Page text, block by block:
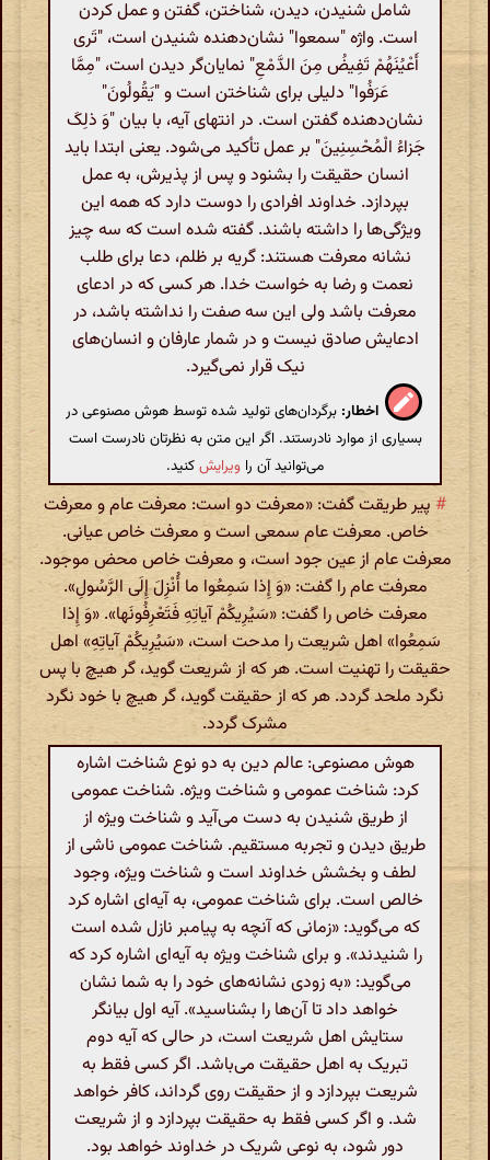
شامل شنیدن، دیدن، شناختن، گفتن و عمل کردن
است. واژه "سمعوا" نشان‌دهنده شنیدن است، "تَری
أَعْیُنَهُمْ تَفِیضُ مِنَ الدَّمْعِ" نمایان‌گر دیدن است، "مِمَّا
عَرَفُوا" دلیلی برای شناختن است و "یَقُولُونَ"
نشان‌دهنده گفتن است. در انتهای آیه، با بیان "وَ ذلِکَ
جَزاءُ الْمُحْسِنِینَ" بر عمل تأکید می‌شود. یعنی ابتدا باید
انسان حقیقت را بشنود و پس از پذیرش، به عمل
بپردازد. خداوند افرادی را دوست دارد که همه این
ویژگی‌ها را داشته باشند. گفته شده است که سه چیز
نشانه معرفت هستند: گریه بر ظلم، دعا برای طلب
نعمت و رضا به خواست خدا. هر کسی که در ادعای
معرفت باشد ولی این سه صفت را نداشته باشد، در
ادعایش صادق نیست و در شمار عارفان و انسان‌های
نیک قرار نمی‌گیرد.
اخطار: برگردان‌های تولید شده توسط هوش مصنوعی در
بسیاری از موارد نادرستند. اگر این متن به نظرتان نادرست است
می‌توانید آن را ویرایشکنید.
# پیر طریقت گفت: «معرفت دو است: معرفت عام و معرفت
خاص. معرفت عام سمعی است و معرفت خاص عیانی.
معرفت عام از عین جود است، و معرفت خاص محض موجود.
معرفت عام را گفت: «وَ إِذا سَمِعُوا ما أُنْزِلَ إِلَی الرَّسُولِ».
معرفت خاص را گفت: «سَیُرِیکُمْ آیاتِهِ فَتَعْرِفُونَها». «وَ إِذا
سَمِعُوا» اهل شریعت را مدحت است، «سَیُرِیکُمْ آیاتِهِ» اهل
حقیقت را تهنیت است. هر که از شریعت گوید، گر هیچ با پس
نگرد ملحد گردد. هر که از حقیقت گوید، گر هیچ با خود نگرد
مشرک گردد.
هوش مصنوعی: عالم دین به دو نوع شناخت اشاره
کرد: شناخت عمومی و شناخت ویژه. شناخت عمومی
از طریق شنیدن به دست می‌آید و شناخت ویژه از
طریق دیدن و تجربه مستقیم. شناخت عمومی ناشی از
لطف و بخشش خداوند است و شناخت ویژه، وجود
خالص است. برای شناخت عمومی، به آیه‌ای اشاره کرد
که می‌گوید: «زمانی که آنچه به پیامبر نازل شده است
را شنیدند». و برای شناخت ویژه به آیه‌ای اشاره کرد که
می‌گوید: «به زودی نشانه‌های خود را به شما نشان
خواهد داد تا آن‌ها را بشناسید». آیه اول بیانگر
ستایش اهل شریعت است، در حالی که آیه دوم
تبریک به اهل حقیقت می‌باشد. اگر کسی فقط به
شریعت بپردازد و از حقیقت روی گرداند، کافر خواهد
شد. و اگر کسی فقط به حقیقت بپردازد و از شریعت
دور شود، به نوعی شریک در خداوند خواهد بود.